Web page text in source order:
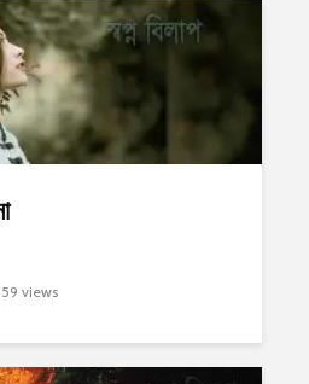
views